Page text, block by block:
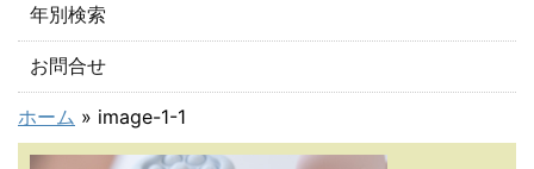
年別検索
お問合せ
ホーム » image-1-1